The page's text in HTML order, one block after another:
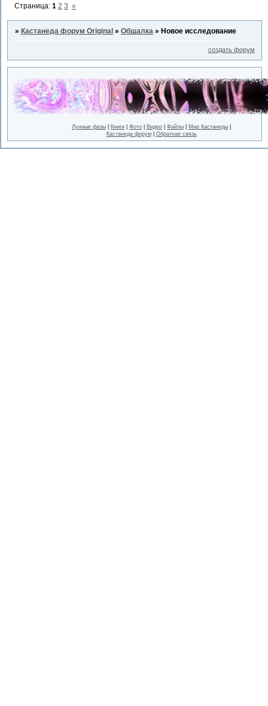
Страница:1 2 3 »
»Кастанеда форум Original »Общалка »Новое исследование
создать форум
Лунные фазы Книги Фото Видео Файлы Мир Кастанеды
Кастанеда форум| Обратная связь